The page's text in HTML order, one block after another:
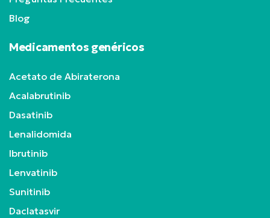
Blog
Medicamentos genéricos
Acetato de Abiraterona
Acalabrutinib
Dasatinib
Lenalidomida
Ibrutinib
Lenvatinib
Sunitinib
Daclatasvir